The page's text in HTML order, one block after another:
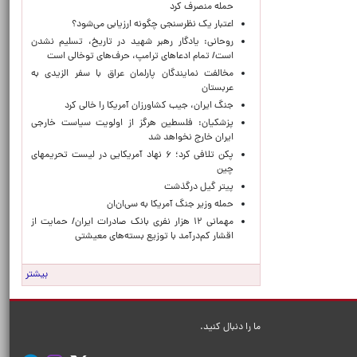
حمله منصرف کرد
اعتبار یک نظرسنجی چگونه ارزیابی می‌شود؟
روحانی: یادگار رهبر شهید در تاریخ، تسلیم نشدن
است/ تمام ادعاهای ترامپ، حرف‌های توخالی است
مخالفت نمایندگان پارلمان عراق با سفر الزیدی به
عربستان
جنگ ایران، جیب کشاورزان آمریکا را خالی کرد
پزشکیان: فلسطین هرگز از اولویت سیاست خارجی
ایران خارج نخواهد شد
پکن تلافی کرد؛ ۶ نهاد آمریکایی در لیست تحریمهای
چین
پیتر گیل درگذشت
حمله وزیر جنگ آمریکا به سی‌ان‌ان
مهمانی ۱۲ هزار نفری بانک صادرات ایران/ حمایت از
اقشار کم‌درآمد با توزیع بسته‌های معیشتی
بیشتر
ما را دنبال کنید.